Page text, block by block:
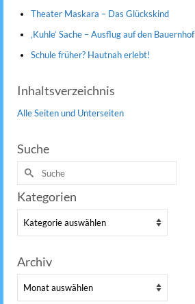
Theater Maskara – Das Glückskind
‚Kuhle‘ Sache – Ausflug auf den Bauernhof
Schule früher? Hautnah erlebt!
Inhaltsverzeichnis
Alle Seiten und Unterseiten
Suche
Suche
nach:
Kategorien
Kategorien
Archiv
Archiv